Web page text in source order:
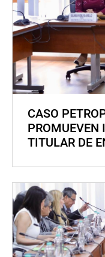
CASO
PROMUEVEN
TITULAR DE